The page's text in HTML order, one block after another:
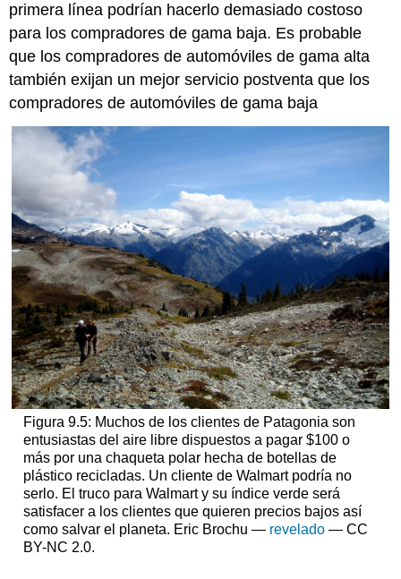
primera línea podrían hacerlo demasiado costoso
para los compradores de gama baja. Es probable
que los compradores de automóviles de gama alta
también exijan un mejor servicio postventa que los
compradores de automóviles de gama baja
Figura 9.5: Muchos de los clientes de Patagonia son
entusiastas del aire libre dispuestos a pagar $100 o
más por una chaqueta polar hecha de botellas de
plástico recicladas. Un cliente de Walmart podría no
serlo. El truco para Walmart y su índice verde será
satisfacer a los clientes que quieren precios bajos así
como salvar el planeta. Eric Brochu — revelado— CC
BY-NC 2.0.